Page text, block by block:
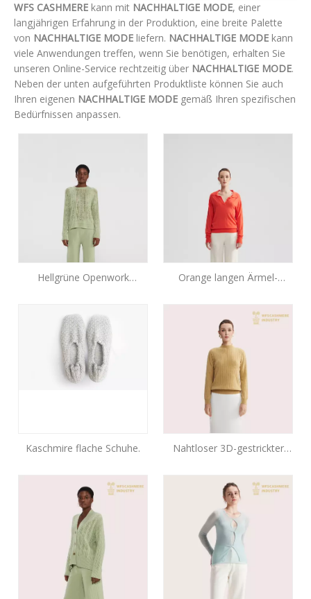
WFS CASHMERE kann mit NACHHALTIGE MODE, einer
langjährigen Erfahrung in der Produktion, eine breite Palette
von NACHHALTIGE MODE liefern. NACHHALTIGE MODE kann
viele Anwendungen treffen, wenn Sie benötigen, erhalten Sie
unseren Online-Service rechtzeitig über NACHHALTIGE MODE.
Neben der unten aufgeführten Produktliste können Sie auch
Ihren eigenen NACHHALTIGE MODE gemäß Ihren spezifischen
Bedürfnissen anpassen.
Hellgrüne Openwork
Orange langen Ärmel-
Kaschmire flache Schuhe.
Nahtloser 3D-gestrickter
Kaschmir | Fortschrittlicher
OEM